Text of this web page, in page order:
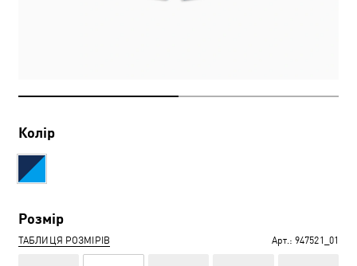
Колір
Розмір
ТАБЛИЦЯ РОЗМІРІВ Арт.: 947521_01